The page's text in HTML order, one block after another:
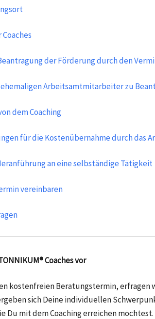
der Förderung durch den
ehemaligen Arbeitsamtmitarbeiter zu
dem Coaching
für die Kostenübernahme durch das
an eine selbständige Tätigkeit
vereinbaren
Coaches vor
kostenfreien Beratungstermin, erfragen
sich Deine individuellen
Du mit dem Coaching erreichen